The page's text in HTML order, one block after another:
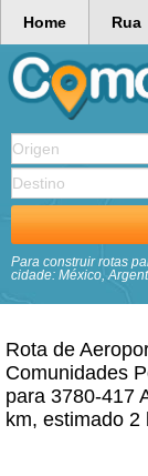
Para construir rotas
cidade: México,
Home Rua
Rota de
Comunidades
para 3780-417
km, estimado 2